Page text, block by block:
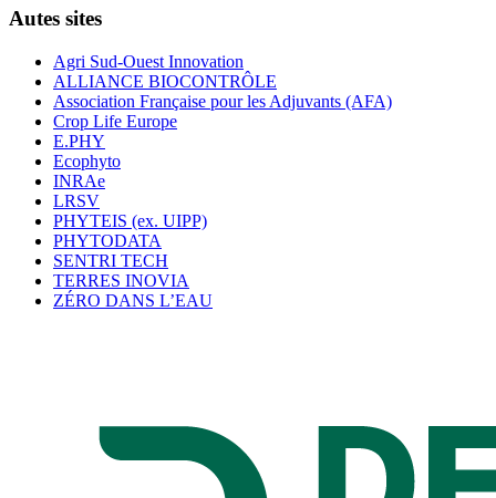
Autes sites
Agri Sud-Ouest Innovation
ALLIANCE BIOCONTRÔLE
Association Française pour les Adjuvants (AFA)
Crop Life Europe
E.PHY
Ecophyto
INRAe
LRSV
PHYTEIS (ex. UIPP)
PHYTODATA
SENTRI TECH
TERRES INOVIA
ZÉRO DANS L’EAU